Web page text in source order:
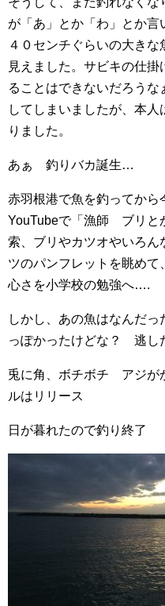
が「あ」とか「わ」とか言
４０センチぐらいの大き
見えました。サビキの仕
ることはできないだろう
してしまいましたが、本
りました。
あぁ 釣りバカ誕生…
赤羽根港で魚を釣ってから
YouTubeで「漁師 ブリと
索、ブリやカツオやいろん
ツのパンフレットを眺め
心さを小学校の勉強へ….
しかし、あの魚はなんだ
っぽかったけどな？ 逃し
兎に角、ボチボチ アジが
ルはリリース
日が暮れたので釣り終了